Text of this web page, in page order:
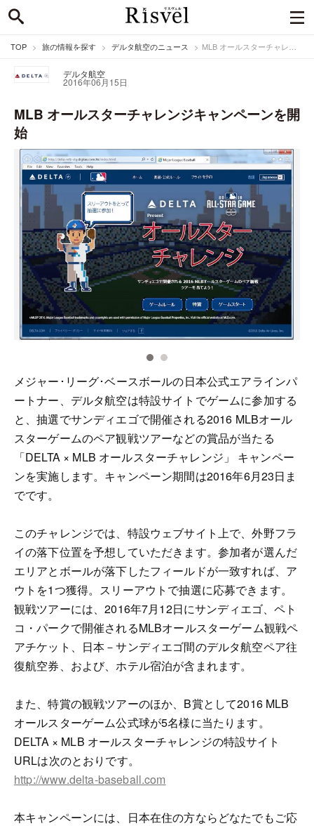
TOP 旅の情報を探す デルタ航空のニュース MLB オールスターチャレンジキャンペーンを開始
デルタ航空
2016年06月15日
MLB オールスターチャレンジキャンペーンを開
始
メジャー･リーグ･ベースボールの日本公式エアラインパ
ートナー、デルタ航空は特設サイトでゲームに参加する
と、抽選でサンディエゴで開催される2016 MLBオール
スターゲームのペア観戦ツアーなどの賞品が当たる
「DELTA × MLB オールスターチャレンジ」 キャンペー
ンを実施します。キャンペーン期間は2016年6月23日ま
でです。
このチャレンジでは、特設ウェブサイト上で、外野フラ
イの落下位置を予想していただきます。参加者が選んだ
エリアとボールが落下したフィールドが一致すれば、ア
ウトを1つ獲得。スリーアウトで抽選に応募できます。
観戦ツアーには、2016年7月12日にサンディエゴ、ペト
コ・パークで開催されるMLBオールスターゲーム観戦ペ
アチケット、日本－サンディエゴ間のデルタ航空ペア往
復航空券、および、ホテル宿泊が含まれます。
また、特賞の観戦ツアーのほか、B賞として2016 MLB
オールスターゲーム公式球が5名様に当たります。
DELTA × MLB オールスターチャレンジの特設サイト
URLは次のとおりです。
http://www.delta-baseball.com
本キャンペーンには、日本在住の方ならどなたでもご応